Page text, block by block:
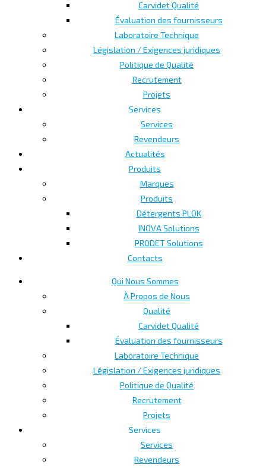
Carvidet Qualité
Évaluation des fournisseurs
Laboratoire Technique
Législation / Exigences juridiques
Politique de Qualité
Recrutement
Projets
Services
Services
Revendeurs
Actualités
Produits
Marques
Produits
Détergents PLOK
INOVA Solutions
PRODET Solutions
Contacts
Qui Nous Sommes
À Propos de Nous
Qualité
Carvidet Qualité
Évaluation des fournisseurs
Laboratoire Technique
Législation / Exigences juridiques
Politique de Qualité
Recrutement
Projets
Services
Services
Revendeurs